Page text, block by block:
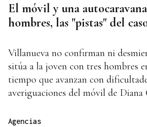
El móvil y una
hombres, las "pistas" del
Villanueva no confirman ni
sitúa a la joven con tres hombres
tiempo que avanzan con
averiguaciones del móvil de Diana
Agencias